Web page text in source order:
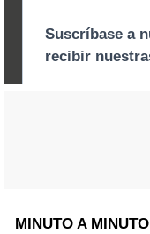
MINUTO A MINUTO